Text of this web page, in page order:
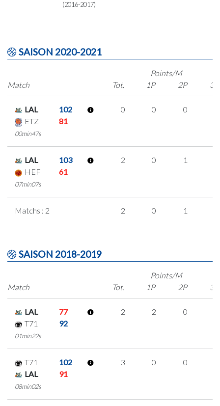
(2016-2017)
SAISON 2020-2021
Match
Points/M
Tot.
1P 2P 3P
LAL
102
ETZ
81
00min47s
0 0 0
LAL
103
HEF
61
07min07s
2 0 1
Matchs : 2 2 0 1
SAISON 2018-2019
Match
Points/M
Tot.
1P 2P 3P
LAL
77
T71
92
01min22s
2 2 0
T71
102
LAL
91
08min02s
3 0 0